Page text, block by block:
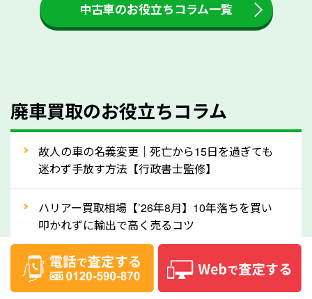
をする際には、自動車税の還付金の返還があるかどう
かを確認するようにしてください。宮城県のソコカラ
人気の車種は廃車の状態でも、高価買取が可能です。
産車は高く買取が可能です。「廃車＝買取できない」
なら廃車の車も適正価格で買取できます。他社で買取
拒否となった車も価格がつく可能性があるので、諦め
ずに宮城県の「ソコカラ」にご相談ください。古い車
でも高価買取が可能なケースは珍しくないため、まず
はWebで簡単にできる無料査定をお試しください。
中古車のお役立ちコラム一覧
廃車買取のお役立ちコラム
故人の車の名義変更｜死亡から15日を過ぎても
迷わず手放す方法【行政書士監修】
ハリアー買取相場【’26年8月】10年落ちを買い
叩かれずに輸出で高く売るコツ
ヴェルファイア買取相場【’26年8月】10年落ち
でも「輸出」で高く売るコツ